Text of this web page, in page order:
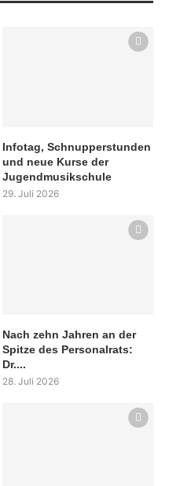
Infotag, Schnupperstunden
und neue Kurse der
Jugendmusikschule
29. Juli 2026
Nach zehn Jahren an der
Spitze des Personalrats:
Dr....
28. Juli 2026